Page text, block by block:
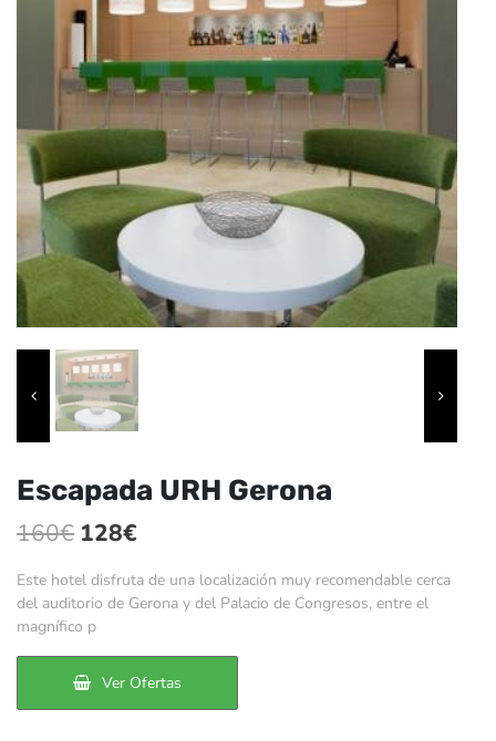
Escapada URH Gerona
160€ El
precio
original
era:
160€.
128€
precio
actual
128€.
Este hotel disfruta de una localización muy recomendable cerca
del auditorio de Gerona y del Palacio de Congresos, entre el
magnífico p
Ver Ofertas